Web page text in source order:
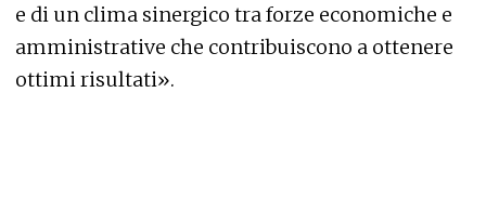
e di un clima sinergico tra forze economiche e
amministrative che contribuiscono a ottenere
ottimi risultati».